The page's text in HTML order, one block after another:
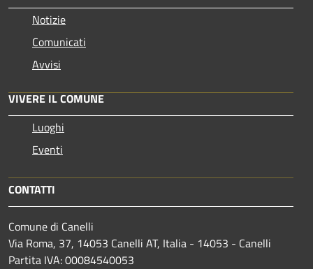
Notizie
Comunicati
Avvisi
VIVERE IL COMUNE
Luoghi
Eventi
CONTATTI
Comune di Canelli
Via Roma, 37, 14053 Canelli AT, Italia - 14053 - Canelli
Partita IVA: 00084540053